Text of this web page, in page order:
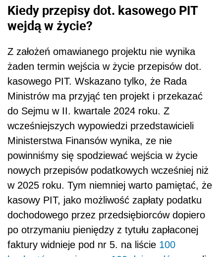
Kiedy przepisy dot. kasowego PIT
wejdą w życie?
Z założeń omawianego projektu nie wynika
żaden termin wejścia w życie przepisów dot.
kasowego PIT. Wskazano tylko, że Rada
Ministrów ma przyjąć ten projekt i przekazać
do Sejmu w II. kwartale 2024 roku. Z
wcześniejszych wypowiedzi przedstawicieli
Ministerstwa Finansów wynika, ze nie
powinniśmy się spodziewać wejścia w życie
nowych przepisów podatkowych wcześniej niż
w 2025 roku. Tym niemniej warto pamiętać, że
kasowy PIT, jako możliwość zapłaty podatku
dochodowego przez przedsiębiorców dopiero
po otrzymaniu pieniędzy z tytułu zapłaconej
faktury widnieje pod nr 5. na liście 100